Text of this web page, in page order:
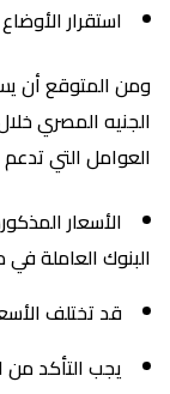
استقرار
ومن المتوقع أن
الجنيه المصري
العوامل التي تدعم
الأسعار
البنوك العاملة
قد تختلف
يجب التأكد